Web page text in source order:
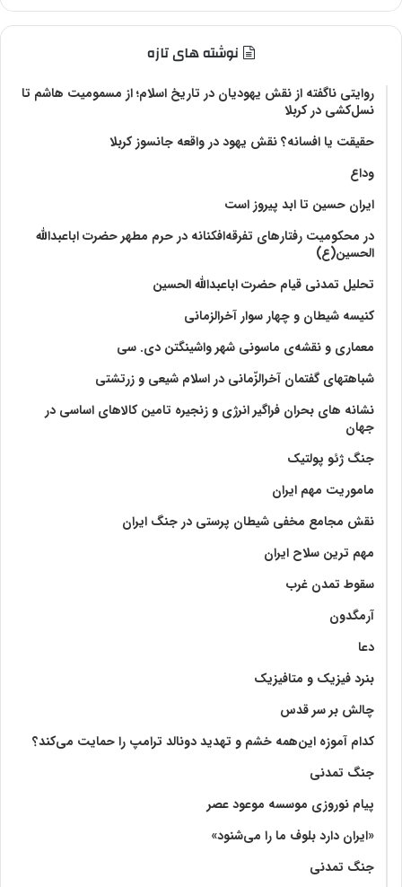
نوشته های تازه
روایتی ناگفته از نقش یهودیان در تاریخ اسلام؛ از مسمومیت هاشم تا
نسل‌کشی در کربلا
حقیقت یا افسانه؟‌ نقش یهود در واقعه جانسوز کربلا
وداع
ایران حسین تا ابد پیروز است
در محکومیت رفتارهای تفرقه‌افکنانه در حرم مطهر حضرت اباعبدالله
الحسین(ع)
تحلیل تمدنی قیام حضرت اباعبدالله الحسین
کنیسه شیطان و چهار سوار آخرالزمانی
معماری و نقشه‌ی ماسونی شهر واشينگتن دی. سی
شباهتهای گفتمان آخر‌الزّمانی در اسلام شیعی و زرتشتی
نشانه های بحران فراگیر انرژی و زنجیره تامین کالاهای اساسی در
جهان
جنگ ژئو پولتیک
ماموریت مهم ایران
نقش مجامع مخفی شیطان پرستی در جنگ ایران
مهم ترین سلاح ایران
سقوط تمدن غرب
آرمگدون
دعا
بنرد فیزیک و متافیزیک
چالش بر سر قدس
کدام آموزه این‌همه خشم و تهدید دونالد ترامپ را حمایت می‌کند؟
جنگ تمدنی
پیام نوروزی موسسه موعود عصر
«ایران دارد بلوف ما را می‌شنود»
جنگ تمدنی